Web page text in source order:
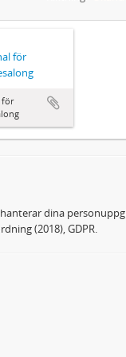
för
för
dina
(2018), GDPR.